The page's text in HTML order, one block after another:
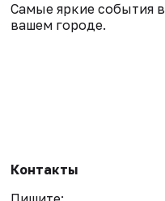
Самые яркие события в
вашем городе.
Контакты